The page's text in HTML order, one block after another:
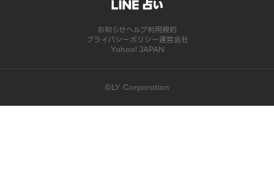
お知らせヘルプ利用規約
プライバシーポリシー運営会社
Yahoo! JAPAN
©LY Corporation
このコンテンツは掲載が終了しました | LINE占い